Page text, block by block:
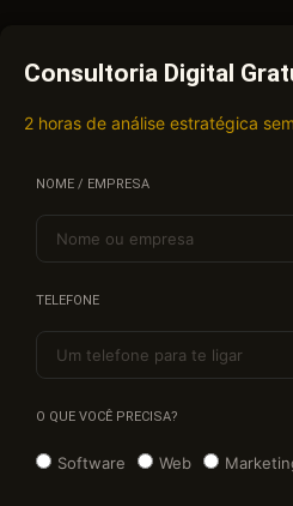
Consultoria Digital
2 horas de análise estratégica
NOME / EMPRESA
TELEFONE
O QUE VOCÊ PRECISA?
Software Web